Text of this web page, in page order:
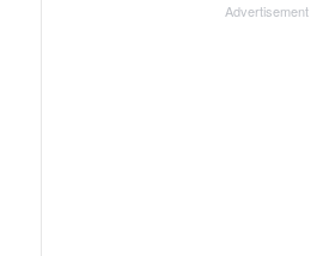
രാഗേഷ്
Advertisement